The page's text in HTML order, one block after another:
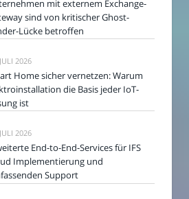
mit externem Exchange-
sind von kritischer Ghost-
Lücke betroffen
2026
Home sicher vernetzen: Warum
die Basis jeder IoT-
ist
2026
End-to-End-Services für IFS
Implementierung und
Support